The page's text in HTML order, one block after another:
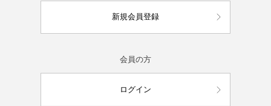
新規会員登録
会員の方
ログイン